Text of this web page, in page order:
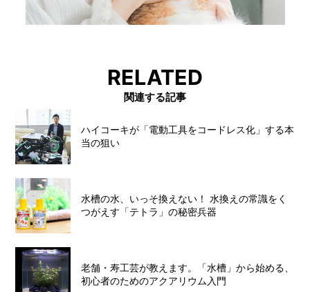
RELATED
関連する記事
ハイコーキが「電動工具をコードレス化」する本
当の狙い
水槽の水、いっそ換えない！ 水換えの常識をく
つがえす「テトラ」の秘密兵器
老舗・寿工芸が教えます。「水槽」から始める、
初心者のためのアクアリウム入門